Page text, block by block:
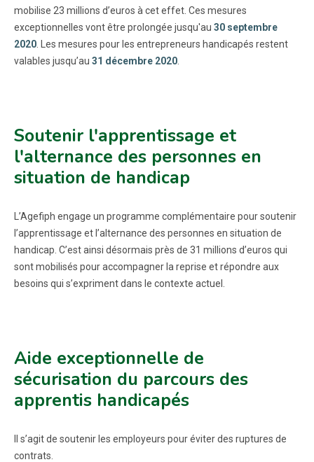
mobilise 23 millions d’euros à cet effet. Ces mesures
exceptionnelles vont être prolongée jusqu'au 30 septembre
2020 . Les mesures pour les entrepreneurs handicapés restent
valables jusqu’au 31 décembre 2020
Soutenir l'apprentissage et
l'alternance des personnes en
situation de handicap
L’Agefiph engage un programme complémentaire pour soutenir
l’apprentissage et l’alternance des personnes en situation de
handicap. C’est ainsi désormais près de 31 millions d’euros qui
sont mobilisés pour accompagner la reprise et répondre aux
besoins qui s’expriment dans le contexte actuel.
Aide exceptionnelle de
sécurisation du parcours des
apprentis handicapés
Il s’agit de soutenir les employeurs pour éviter des ruptures de
contrats.